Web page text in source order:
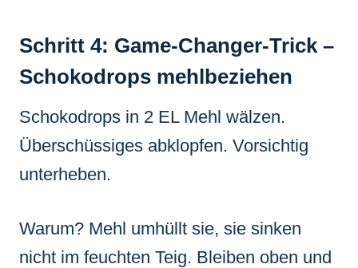
Schritt 4: Game-Changer-Trick –
Schokodrops mehlbeziehen
Schokodrops in 2 EL Mehl wälzen.
Überschüssiges abklopfen. Vorsichtig
unterheben.
Warum? Mehl umhüllt sie, sie sinken
nicht im feuchten Teig. Bleiben oben und